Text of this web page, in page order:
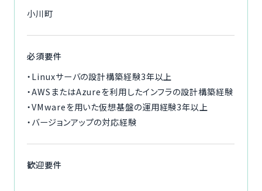
小川町
必須要件
・Linuxサーバの設計構築経験3年以上
・AWSまたはAzureを利用したインフラの設計構築経験
・VMwareを用いた仮想基盤の運用経験3年以上
・バージョンアップの対応経験
歓迎要件